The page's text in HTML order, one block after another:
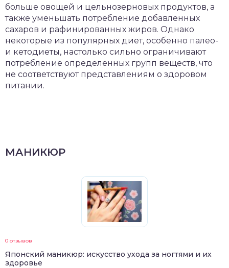
больше овощей и цельнозерновых продуктов, а
также уменьшать потребление добавленных
сахаров и рафинированных жиров. Однако
некоторые из популярных диет, особенно палео-
и кетодиеты, настолько сильно ограничивают
потребление определенных групп веществ, что
не соответствуют представлениям о здоровом
питании.
МАНИКЮР
0 отзывов
Японский маникюр: искусство ухода за ногтями и их
здоровье